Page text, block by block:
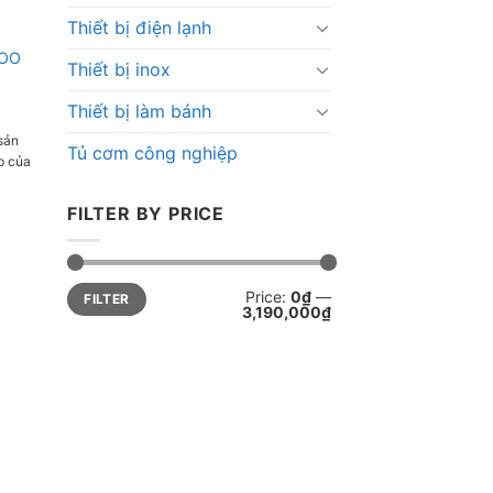
của
Thiết bị điện lạnh
Thiết bị inox
Thiết bị làm bánh
Tủ cơm công nghiệp
FILTER BY PRICE
Min
price
Max
priceFILTER Price: 0₫ —
3,190,000₫